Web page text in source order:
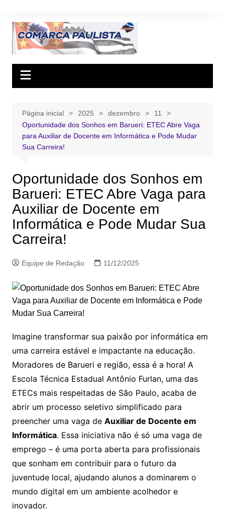
conteúdo
Página inicial 2025 dezembro
11
Oportunidade dos Sonhos em Barueri: ETEC Abre Vaga
para Auxiliar de Docente em Informática e Pode Mudar
Sua Carreira!
Oportunidade dos Sonhos em
Barueri: ETEC Abre Vaga para
Auxiliar de Docente em
Informática e Pode Mudar Sua
Carreira!
Equipe de Redação 11/12/2025
Imagine transformar sua paixão por informática em
uma carreira estável e impactante na educação.
Moradores de Barueri e região, essa é a hora! A
Escola Técnica Estadual Antônio Furlan, uma das
ETECs mais respeitadas de São Paulo, acaba de
abrir um processo seletivo simplificado para
preencher uma vaga de Auxiliar de Docente em
Informática. Essa iniciativa não é só uma vaga de
emprego – é uma porta aberta para profissionais
que sonham em contribuir para o futuro da
juventude local, ajudando alunos a dominarem o
mundo digital em um ambiente acolhedor e
inovador.